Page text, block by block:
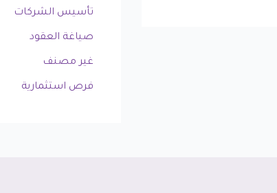
تأسيس الشركات
صياغة العقود
غير مصنف
فرص استثمارية